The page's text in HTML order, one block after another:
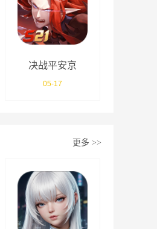
决战平安京
05-17
更多 >>